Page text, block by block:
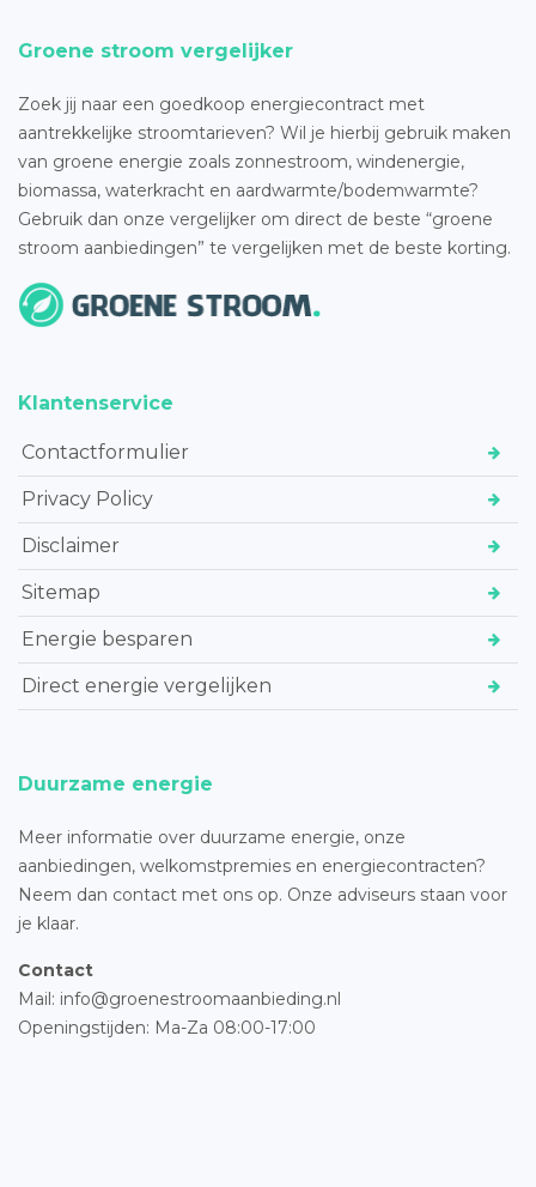
Groene stroom vergelijker
Zoek jij naar een goedkoop energiecontract met
aantrekkelijke stroomtarieven? Wil je hierbij gebruik maken
van groene energie zoals zonnestroom, windenergie,
biomassa, waterkracht en aardwarmte/bodemwarmte?
Gebruik dan onze vergelijker om direct de beste “groene
stroom aanbiedingen” te vergelijken met de beste korting.
Klantenservice
Contactformulier
Privacy Policy
Disclaimer
Sitemap
Energie besparen
Direct energie vergelijken
Duurzame energie
Meer informatie over duurzame energie, onze
aanbiedingen, welkomstpremies en energiecontracten?
Neem dan contact met ons op. Onze adviseurs staan voor
je klaar.
Contact
Mail: info@groenestroomaanbieding.nl
Openingstijden: Ma-Za 08:00-17:00